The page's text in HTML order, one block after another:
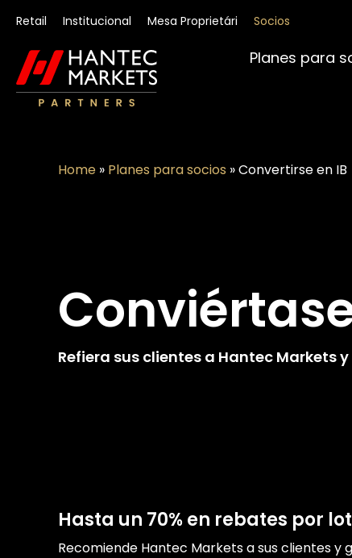
Retail Institucional Mesa Proprietári Socios
Planes para
Home » Planes para socios »Convertirse en IB
Refiera sus clientes a Hantec Markets
Hasta un 70% en rebates por
Recomiende Hantec Markets a sus clientes y